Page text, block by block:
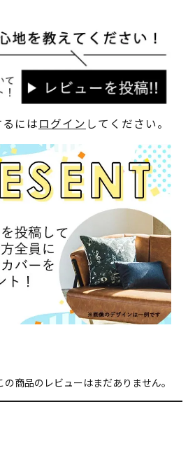
にはログイン してください。
の商品のレビューはまだありません。